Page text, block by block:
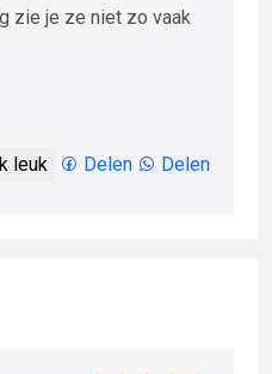
zie je ze niet zo vaak
leuk Delen Delen